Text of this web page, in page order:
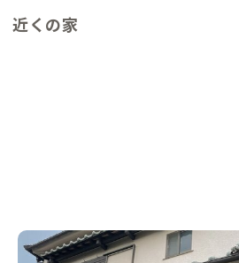
近くの家
松原B邸